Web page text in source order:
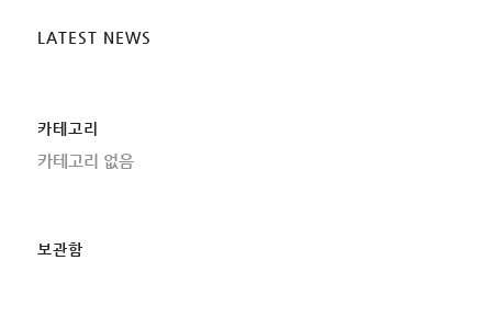
LATEST NEWS
카테고리
카테고리 없음
보관함